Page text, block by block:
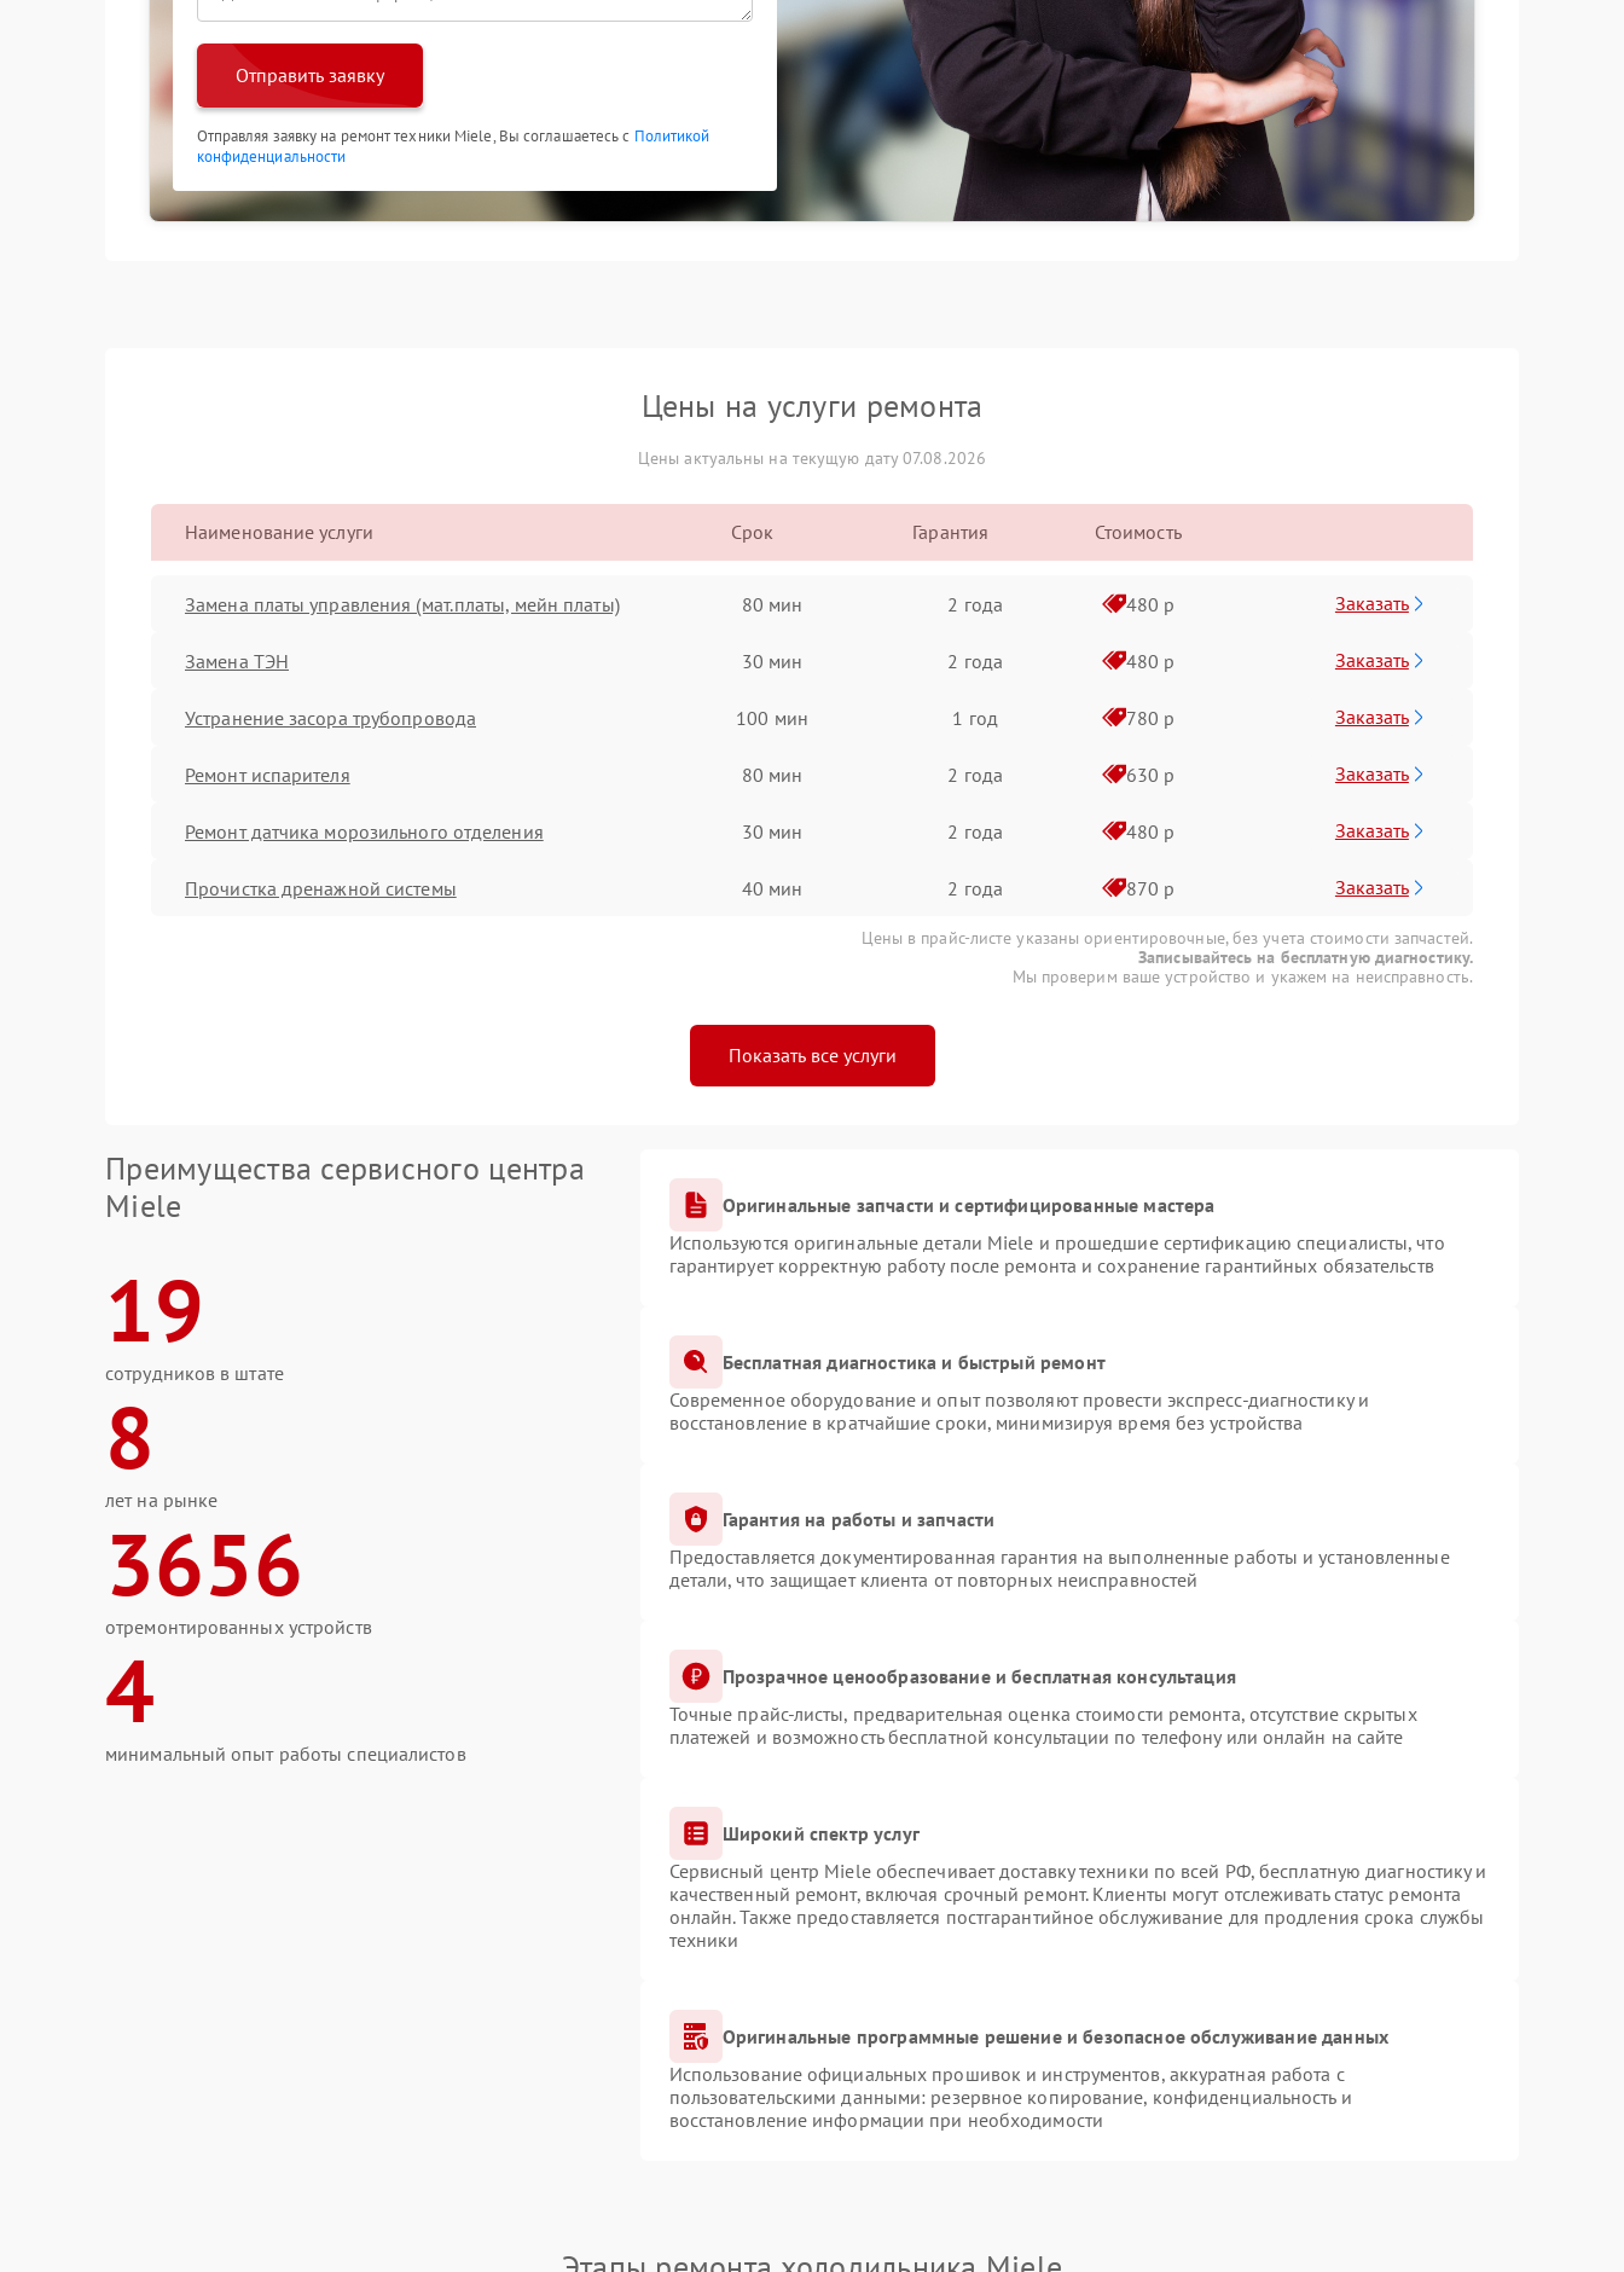
Отправить заявку
Отправляя заявку на ремонт техники Miele, Вы соглашаетесь с Политикой
конфиденциальности
Цены на услуги ремонта
Цены актуальны на текущую дату 07.08.2026
Наименование услуги Срок Гарантия Стоимость
Замена платы управления (мат.платы, мейн платы) 80 мин 2 года 480 р Заказать
Замена ТЭН 30 мин 2 года 480 р Заказать
Устранение засора трубопровода 100 мин 1 год 780 р Заказать
Ремонт испарителя 80 мин 2 года 630 р Заказать
Ремонт датчика морозильного отделения 30 мин 2 года 480 р Заказать
Прочистка дренажной системы 40 мин 2 года 870 р Заказать
Цены в прайс-листе указаны ориентировочные, без учета стоимости запчастей.
Записывайтесь на бесплатную диагностику.
Мы проверим ваше устройство и укажем на неисправность.
Показать все услуги
Преимущества сервисного центра
Miele
19
сотрудников в штате
8
лет на рынке
3656
отремонтированных устройств
4
минимальный опыт работы специалистов
Оригинальные запчасти и сертифицированные мастера
Используются оригинальные детали Miele и прошедшие сертификацию специалисты, что
гарантирует корректную работу после ремонта и сохранение гарантийных обязательств
Бесплатная диагностика и быстрый ремонт
Современное оборудование и опыт позволяют провести экспресс-диагностику и
восстановление в кратчайшие сроки, минимизируя время без устройства
Гарантия на работы и запчасти
Предоставляется документированная гарантия на выполненные работы и установленные
детали, что защищает клиента от повторных неисправностей
Прозрачное ценообразование и бесплатная консультация
Точные прайс-листы, предварительная оценка стоимости ремонта, отсутствие скрытых
платежей и возможность бесплатной консультации по телефону или онлайн на сайте
Широкий спектр услуг
Сервисный центр Miele обеспечивает доставку техники по всей РФ, бесплатную диагностику и
качественный ремонт, включая срочный ремонт. Клиенты могут отслеживать статус ремонта
онлайн. Также предоставляется постгарантийное обслуживание для продления срока службы
техники
Оригинальные программные решение и безопасное обслуживание данных
Использование официальных прошивок и инструментов, аккуратная работа с
пользовательскими данными: резервное копирование, конфиденциальность и
восстановление информации при необходимости